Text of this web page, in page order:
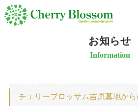
お知らせ
Information
チェリーブロッサム吉原墓地か